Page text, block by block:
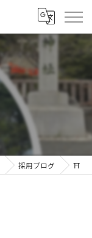
採用ブログ ⛩️